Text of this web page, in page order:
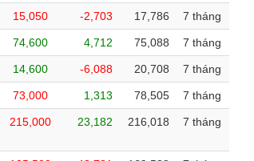
15,050 -2,703 17,786 7 tháng
74,600 4,712 75,088 7 tháng
14,600 -6,088 20,708 7 tháng
73,000 1,313 78,505 7 tháng
215,000 23,182 216,018 7 tháng